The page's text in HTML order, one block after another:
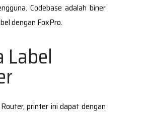
Codebase adalah biner
dengan FoxPro.
Label
printer ini dapat dengan